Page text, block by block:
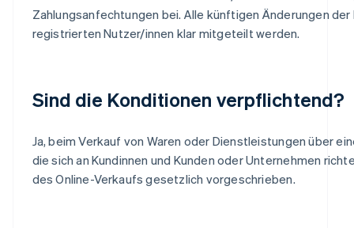
Zahlungsanfechtungen bei. Alle künftigen Änderungen
registrierten Nutzer/innen klar mitgeteilt werden.
Sind die Konditionen verpflichtend?
Ja, beim Verkauf von Waren oder Dienstleistungen über
die sich an Kundinnen und Kunden oder Unternehmen
des Online-Verkaufs gesetzlich vorgeschrieben.